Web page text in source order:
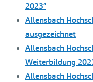
2023”
Allensbach
ausgezeichnet
Allensbach
Weiterbildung
Allensbach